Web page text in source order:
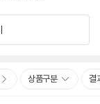
상품구분 결